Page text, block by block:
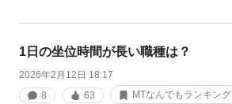
1日の坐位時間が長い職種は？
2026年2月12日 18:17
8
63 MTなんでもランキング